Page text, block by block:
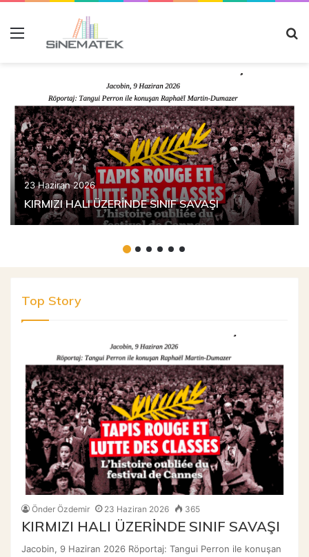
23 Haziran 2026
KIRMIZI HALI ÜZERİNDE SINIF SAVAŞI
Top Story
Önder Özdemir 23 Haziran 2026 365
KIRMIZI HALI ÜZERİNDE SINIF SAVAŞI
Jacobin, 9 Haziran 2026 Röportaj: Tangui Perron ile konuşan